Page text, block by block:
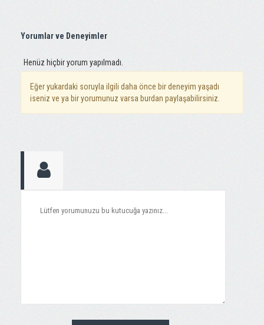
Yorumlar ve Deneyimler
Henüz hiçbir yorum yapılmadı.
Eğer yukardaki soruyla ilgili daha önce bir deneyim yaşadı
iseniz ve ya bir yorumunuz varsa burdan paylaşabilirsiniz.